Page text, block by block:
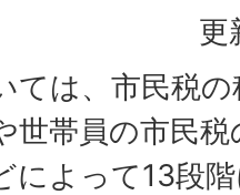
更
ては、市民税
世帯員の市民
によって13段